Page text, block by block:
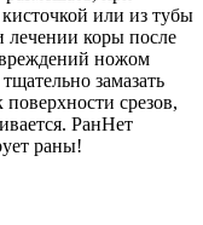
или из тубы
лечении коры после
ножом
замазать
срезов,
РанНет
раны!